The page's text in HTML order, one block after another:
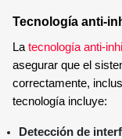
Tecnología anti-
La tecnología anti-
asegurar que el
correctamente,
tecnología incluye:
Detección de